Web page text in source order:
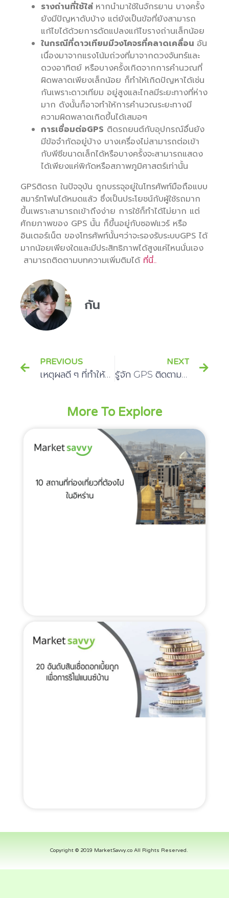
รางถ่านที่ใช้ใส่ หากนำมาใช้ในจักรยาน บางครั้ง
ยังมีปัญหาดับบ้าง แต่ยังเป็นข้อที่ยังสามารถ
แก้ไขได้ด้วยการดัดแปลงแก้ไขรางถ่านเล็กน้อย
ในกรณีที่ดาวเทียมมีวงโคจรที่คลาดเคลื่อน อัน
เนื่องมาจากแรงโน้มถ่วงที่มาจากดวงจันทร์และ
ดวงอาทิตย์ หรือบางครั้งเกิดจากการคำนวณที่
ผิดพลาดเพียงเล็กน้อย ก็ทำให้เกิดปัญหาได้เช่น
กันเพราะดาวเทียม อยู่สูงและไกลมีระยะทางที่ห่าง
มาก ดังนั้นก็อาจทำให้การคำนวณระยะทางมี
ความผิดพลาดเกิดขึ้นได้เสมอๆ
การเชื่อมต่อGPS ติดรถยนต์กับอุปกรณ์อื่นยัง
มีข้อจำกัดอยู่บ้าง บางเครื่องไม่สามารถต่อเข้า
กับพีซีขนาดเล็กได้หรือบางครั้งจะสามารถแสดง
ได้เพียงแค่พิกัดหรือสภาพภูมิศาสตร์เท่านั้น
GPSติดรถ ในปัจจุบัน ถูกบรรจุอยู่ในโทรศัพท์มือถือแบบ
สมาร์ทโฟนได้หมดแล้ว ซึ่งเป็นประโยชน์กับผู้ใช้รถมาก
ขึ้นเพราะสามารถเข้าถึงง่าย การใช้ก็ทำได้ไม่ยาก แต่
ศักยภาพของ GPS นั้น ก็ขึ้นอยู่กับซอฟแวร์ หรือ
อินเตอร์เน็ต ของโทรศัพท์นั้นๆว่าจะรองรับระบบGPS ได้
มากน้อยเพียงใดและมีประสิทธิภาพได้สูงแค่ไหนนั่นเอง
สามารถติดตามบทความเพิ่มติมได้ ที่นี่..
กัน
PREVIOUS
เหตุผลดี ๆ ที่ทำให้การติดตั้ง GPS รถบรรทุก มีความจำเป็น
NEXT
รู้จัก GPS ติดตามรถหาย และวิธีเลือกซื้อให้เหมาะสม
More To Explore
Copyright © 2019 MarketSavvy.co All Rights Reserved.